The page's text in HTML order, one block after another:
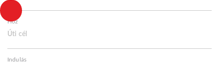
Hoz
Úti cél
Indulás